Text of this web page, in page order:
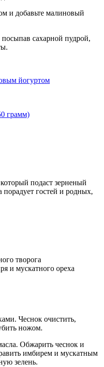
и добавьте малиновый
сахарной пудрой,
йогуртом
грамм)
подаст зерненый
порадует гостей и родных,
творога
и мускатного ореха
Чеснок очистить,
ножом.
Обжарить чеснок и
имбирем и мускатным
зелень.